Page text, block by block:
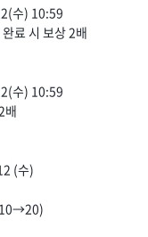
수) 10:59
료 시 보상 2배
수) 10:59
배
(수)